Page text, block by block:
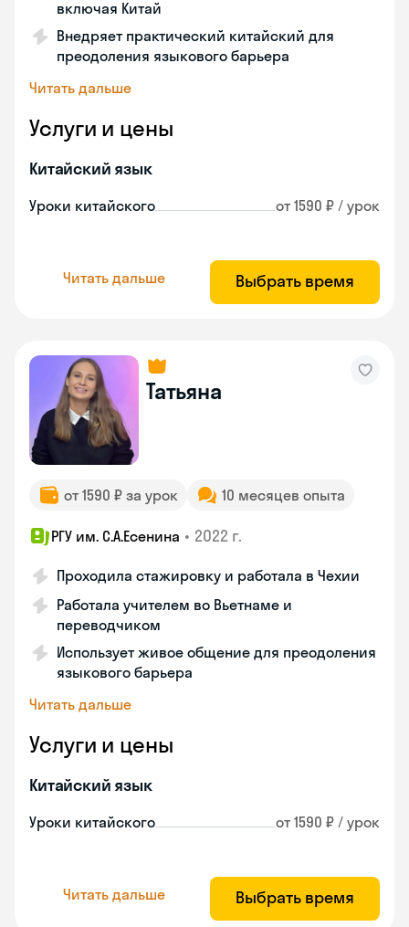
включая Китай
Внедряет практический китайский для
преодоления языкового барьера
Читать дальше
Услуги и цены
Китайский язык
Уроки китайского от 1590 ₽ / урок
Читать дальше Выбрать время
Татьяна
от 1590 ₽ за урок 10 месяцев опыта
РГУ им. С.А.Есенина • 2022 г.
Проходила стажировку и работала в Чехии
Работала учителем во Вьетнаме и
переводчиком
Использует живое общение для преодоления
языкового барьера
Читать дальше
Услуги и цены
Китайский язык
Уроки китайского от 1590 ₽ / урок
Читать дальше Выбрать время